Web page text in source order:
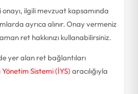
ilgili mevzuat kapsamında
ayrıca alınır. Onay vermeniz
ret hakkınızı kullanabilirsiniz.
yer alan ret bağlantıları
Yönetim Sistemi (İYS) aracılığıyla